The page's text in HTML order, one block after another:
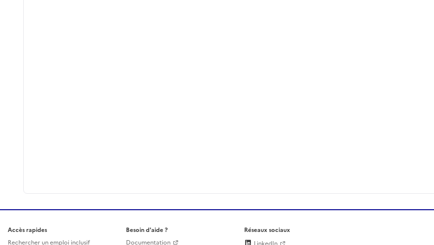
Accès rapides
Rechercher un emploi inclusif
Besoin d'aide ?
Documentation
Réseaux sociaux